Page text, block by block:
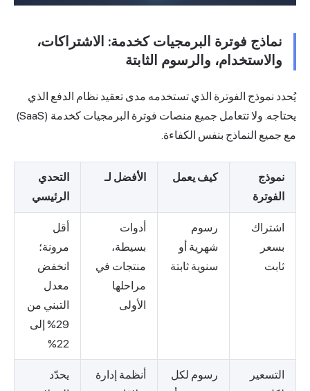
نماذج فوترة البرمجيات كخدمة: الاشتراكات،
والاستخدام، والرسوم الثابتة
يُحدد نموذج الفوترة الذي تستخدمه مدى تعقيد نظام الدفع الذي
يحتاجه. ولا تتعامل جميع منصات فوترة البرمجيات كخدمة (SaaS)
مع جميع النماذج بنفس الكفاءة.
نموذج
الفوترة
كيف يعمل الأفضل لـ
التحدي
الرئيسي
اشتراك
بسعر
ثابت
رسوم
شهرية أو
سنوية ثابتة
أدوات
بسيطة،
منتجات في
مراحلها
الأولى
أقل
مرونة؛
انخفض
معدل
التبني من
29% إلى
22%
التسعير
رسوم لكل
أنظمة إدارة
يحدّد